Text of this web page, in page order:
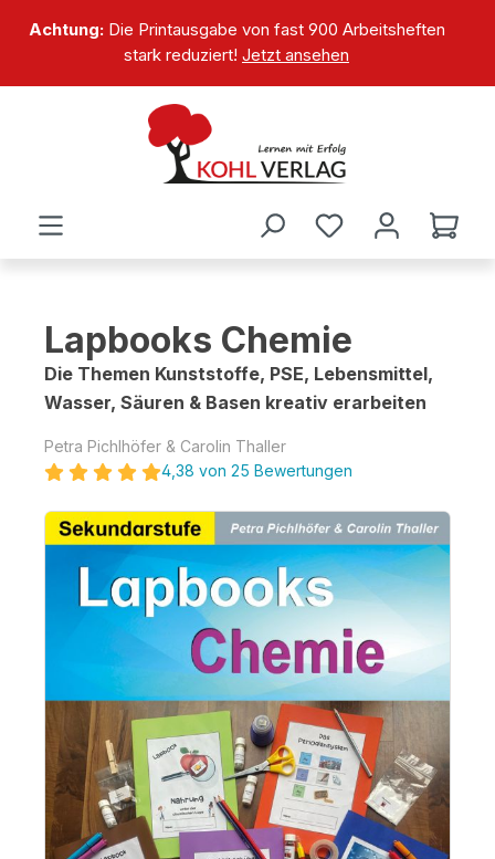
springen
Achtung:Die Printausgabe von fast 900 Arbeitsheften
stark reduziert! Jetzt ansehen
Lapbooks Chemie
Die Themen Kunststoffe, PSE, Lebensmittel,
Wasser, Säuren & Basen kreativ erarbeiten
Petra Pichlhöfer & Carolin Thaller
4,38 von 25 Bewertungen
Bildergalerie überspringen